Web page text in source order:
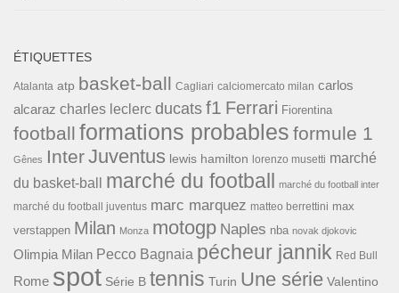
ÉTIQUETTES
Atalanta atp basket-ball Cagliari calciomercato milan carlos
alcaraz charles leclerc ducats f1 Ferrari Fiorentina
football formations probables formule 1
Gênes InterJuventus lewis hamilton lorenzo musetti marché
du basket-ball
marché du football marché du football inter
marché du football juventus marc marquez matteo berrettini max
verstappen Milan Monza motogp Naples nba novak djokovic
Olimpia Milan Pecco Bagnaia pécheur jannik Red Bull
Rome spot Série B tennis Turin Une série Valentino